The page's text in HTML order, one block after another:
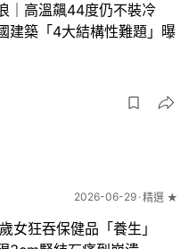
｜高溫飆44度仍不裝冷
建築「4大結構性難題」曝
2026-06-29 精選 ★
女狂吞保健品「養生」